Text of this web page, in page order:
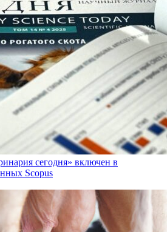
сегодня» включен в
Scopus